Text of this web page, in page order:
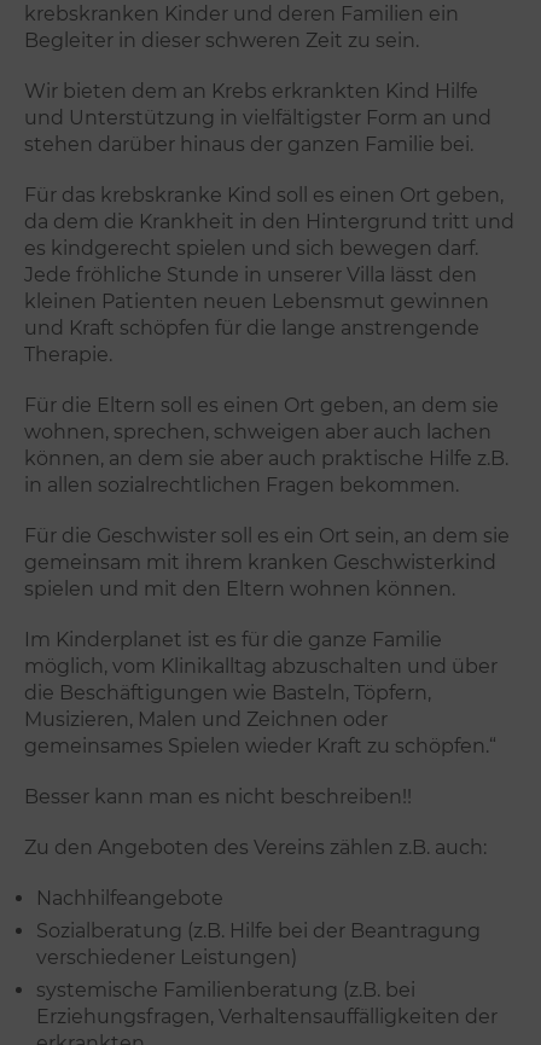
krebskranken Kinder und deren Familien ein
Begleiter in dieser schweren Zeit zu sein.
Wir bieten dem an Krebs erkrankten Kind Hilfe
und Unterstützung in vielfältigster Form an und
stehen darüber hinaus der ganzen Familie bei.
Für das krebskranke Kind soll es einen Ort geben,
da dem die Krankheit in den Hintergrund tritt und
es kindgerecht spielen und sich bewegen darf.
Jede fröhliche Stunde in unserer Villa lässt den
kleinen Patienten neuen Lebensmut gewinnen
und Kraft schöpfen für die lange anstrengende
Therapie.
Für die Eltern soll es einen Ort geben, an dem sie
wohnen, sprechen, schweigen aber auch lachen
können, an dem sie aber auch praktische Hilfe z.B.
in allen sozialrechtlichen Fragen bekommen.
Für die Geschwister soll es ein Ort sein, an dem sie
gemeinsam mit ihrem kranken Geschwisterkind
spielen und mit den Eltern wohnen können.
Im Kinderplanet ist es für die ganze Familie
möglich, vom Klinikalltag abzuschalten und über
die Beschäftigungen wie Basteln, Töpfern,
Musizieren, Malen und Zeichnen oder
gemeinsames Spielen wieder Kraft zu schöpfen.“
Besser kann man es nicht beschreiben!!
Zu den Angeboten des Vereins zählen z.B. auch:
Nachhilfeangebote
Sozialberatung (z.B. Hilfe bei der Beantragung
verschiedener Leistungen)
systemische Familienberatung (z.B. bei
Erziehungsfragen, Verhaltensauffälligkeiten der